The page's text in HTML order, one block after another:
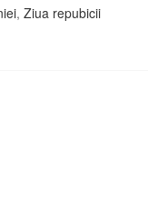
,Ziua repubicii